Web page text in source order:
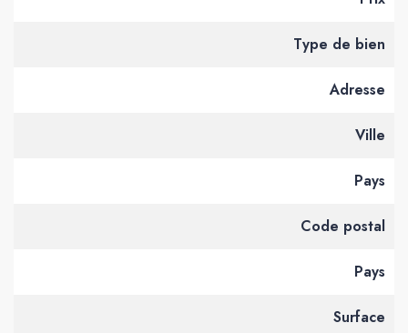
Type de bien
Adresse
Ville
Pays
Code postal
Pays
Surface